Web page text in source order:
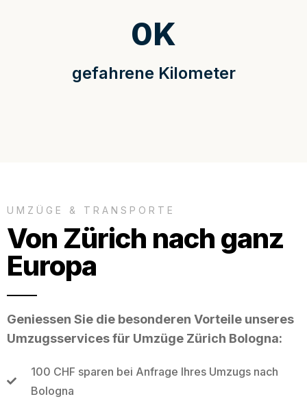
gefahrene Kilometer
0K
UMZÜGE & TRANSPORTE
Von Zürich nach ganz
Europa
Geniessen Sie die besonderen Vorteile unseres
Umzugsservices für Umzüge Zürich Bologna:
100 CHF sparen bei Anfrage Ihres Umzugs nach
Bologna